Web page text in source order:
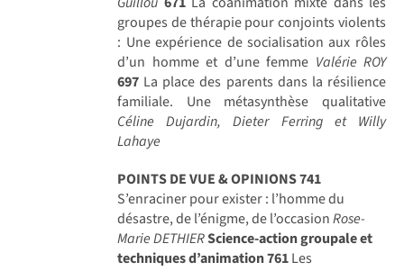
groupes de thérapie pour conjoints violents
: Une expérience de socialisation aux rôles
d’un homme et d’une femme Valérie ROY
697 La place des parents dans la résilience
familiale. Une métasynthèse qualitative
Céline Dujardin, Dieter Ferring et Willy
Lahaye
POINTS DE VUE & OPINIONS741
S’enraciner pour exister : l’homme du
désastre, de l’énigme, de l’occasionRose-
Marie DETHIERScience-action groupale et
techniques d’animation761Les